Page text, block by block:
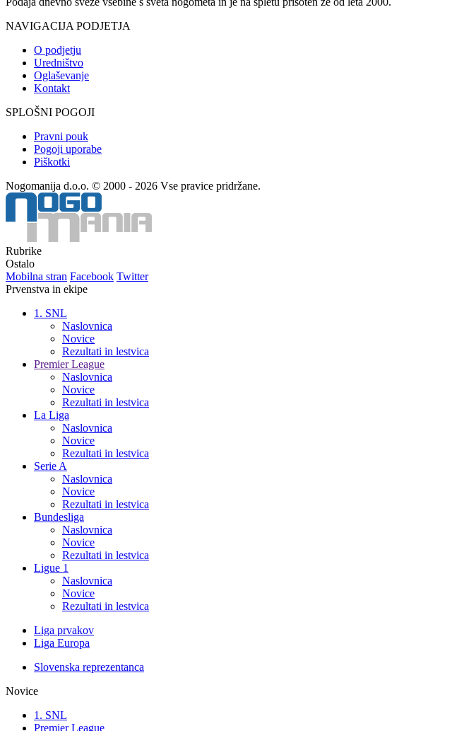
NAVIGACIJA PODJETJA
O podjetju
Uredništvo
Oglaševanje
Kontakt
SPLOŠNI POGOJI
Pravni pouk
Pogoji uporabe
Piškotki
Nogomanija d.o.o. © 2000 - 2026 Vse pravice pridržane.
Rubrike
Ostalo
Mobilna stran Facebook Twitter
Prvenstva in ekipe
1. SNL
Naslovnica
Novice
Rezultati in lestvica
Premier League
Naslovnica
Novice
Rezultati in lestvica
La Liga
Naslovnica
Novice
Rezultati in lestvica
Serie A
Naslovnica
Novice
Rezultati in lestvica
Bundesliga
Naslovnica
Novice
Rezultati in lestvica
Ligue 1
Naslovnica
Novice
Rezultati in lestvica
Liga prvakov
Liga Europa
Slovenska reprezentanca
Novice
1. SNL
Premier League